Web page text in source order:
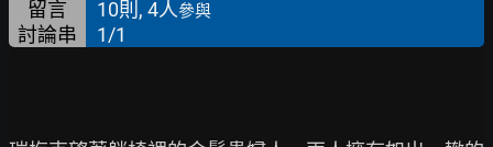
留言
10則, 4人參與
討論串 1/1